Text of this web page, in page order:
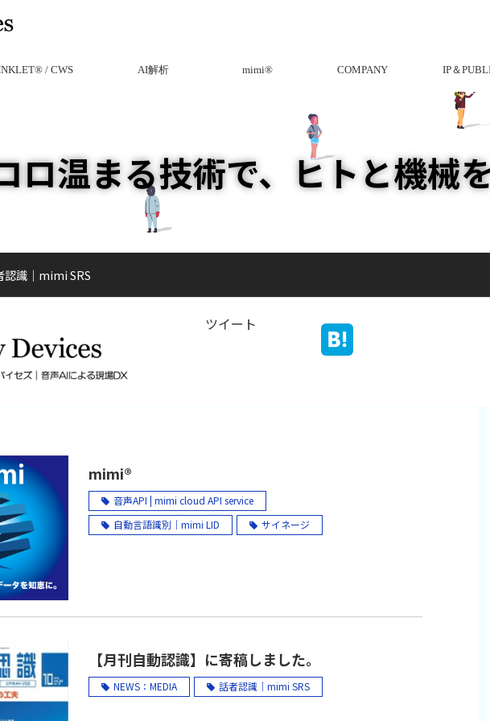
/ CWS AI解析 mimi®︎ COMPANY IP＆
ロ温まる技術で、ヒトと機械
認識｜mimi SRS
ツイート
mimi®︎
音声API | mimi cloud API service
自動言語識別｜mimi LID
サイネージ
音声感情認識｜mimi EMO
多言語翻訳 機械翻訳 自動翻訳 リアルタイム翻訳
英語 中国語（簡体字・繁体字） 韓国語
【月刊自動認識】に寄稿しました。
NEWS：MEDIA 話者認識｜mimi SRS